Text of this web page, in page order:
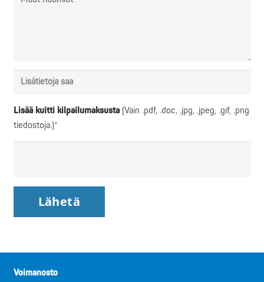
Lisää kuitti kilpailumaksusta(Vain .pdf, .doc, .jpg, .jpeg, .gif, .png
tiedostoja.)*
Voimanosto